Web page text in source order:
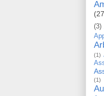
(3)
(1)
(1)